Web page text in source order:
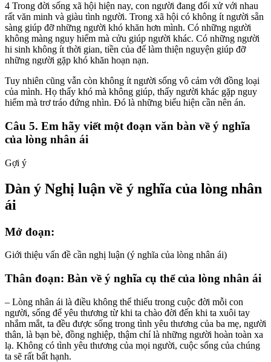
4 Trong đời sống xã hội hiện nay, con người đang đổi xử với nhau
rất văn minh và giàu tình người. Trong xã hội có không ít người sẵn
sàng giúp đỡ những người khó khăn hơn mình. Có những người
không màng nguy hiểm mà cửu giúp người khác. Có những người
hi sinh không ít thời gian, tiền của để làm thiện nguyện giúp đỡ
những người gặp khó khăn hoạn nạn.
Tuy nhiên cũng vẫn còn không ít người sống vô cảm với đồng loại
của mình. Họ thấy khó mà không giúp, thấy người khác gặp nguy
hiểm mà trơ tráo đứng nhìn. Đó là những biểu hiện cần nên án.
Câu 5. Em hãy viết một đoạn văn bàn về ý nghĩa
của lòng nhân ái
Gợi ý
Dàn ý Nghị luận về ý nghĩa của lòng nhân
ái
Mở đoạn:
Giới thiệu vấn đề cần nghị luận (ý nghĩa của lòng nhân ái)
Thân đoạn: Bàn về ý nghĩa cụ thể của lòng nhân ái
– Lòng nhân ái là điều không thể thiếu trong cuộc đời mỗi con
người, sống để yêu thương từ khi ta chào đời đến khi ta xuôi tay
nhắm mắt, ta đều được sống trong tình yêu thương của ba mẹ, người
thân, là bạn bè, đồng nghiệp, thậm chí là những người hoàn toàn xa
lạ. Không có tình yêu thương của mọi người, cuộc sống của chúng
ta sẽ rất bất hạnh.